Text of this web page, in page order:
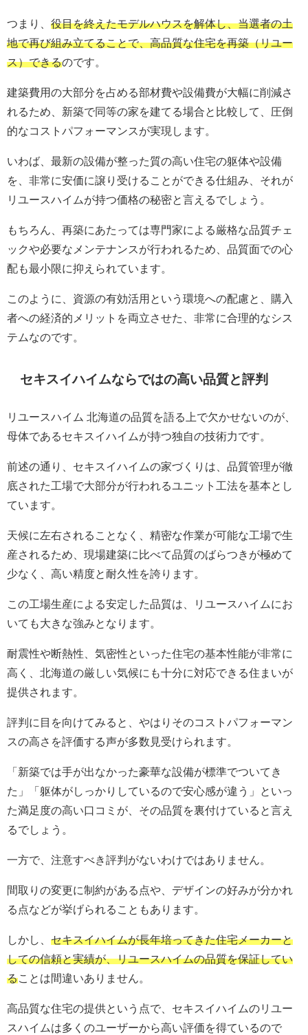
つまり、 役目を終えたモデルハウスを解体し、当選者の土
地で再び組み立てることで、高品質な住宅を再築（リユー
ス）できるのです。
建築費用の大部分を占める部材費や設備費が大幅に削減さ
れるため、新築で同等の家を建てる場合と比較して、圧倒
的なコストパフォーマンスが実現します。
いわば、最新の設備が整った質の高い住宅の躯体や設備
を、非常に安価に譲り受けることができる仕組み、それが
リユースハイムが持つ価格の秘密と言えるでしょう。
もちろん、再築にあたっては専門家による厳格な品質チェ
ックや必要なメンテナンスが行われるため、品質面での心
配も最小限に抑えられています。
このように、資源の有効活用という環境への配慮と、購入
者への経済的メリットを両立させた、非常に合理的なシス
テムなのです。
セキスイハイムならではの高い品質と評判
リユースハイム 北海道の品質を語る上で欠かせないのが、
母体であるセキスイハイムが持つ独自の技術力です。
前述の通り、セキスイハイムの家づくりは、品質管理が徹
底された工場で大部分が行われるユニット工法を基本とし
ています。
天候に左右されることなく、精密な作業が可能な工場で生
産されるため、現場建築に比べて品質のばらつきが極めて
少なく、高い精度と耐久性を誇ります。
この工場生産による安定した品質は、リユースハイムにお
いても大きな強みとなります。
耐震性や断熱性、気密性といった住宅の基本性能が非常に
高く、北海道の厳しい気候にも十分に対応できる住まいが
提供されます。
評判に目を向けてみると、やはりそのコストパフォーマン
スの高さを評価する声が多数見受けられます。
「新築では手が出なかった豪華な設備が標準でついてき
た」「躯体がしっかりしているので安心感が違う」といっ
た満足度の高い口コミが、その品質を裏付けていると言え
るでしょう。
一方で、注意すべき評判がないわけではありません。
間取りの変更に制約がある点や、デザインの好みが分かれ
る点などが挙げられることもあります。
しかし、 セキスイハイムが長年培ってきた住宅メーカーと
しての信頼と実績が、リユースハイムの品質を保証してい
ることは間違いありません。
高品質な住宅の提供という点で、セキスイハイムのリユー
スハイムは多くのユーザーから高い評価を得ているので